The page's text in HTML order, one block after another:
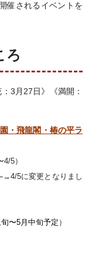
催されるイベントを
ろ
3月27日》《満開：
・飛龍閣・椿の平ラ
4/5）
→4/5に変更となりまし
〜5月中旬予定）